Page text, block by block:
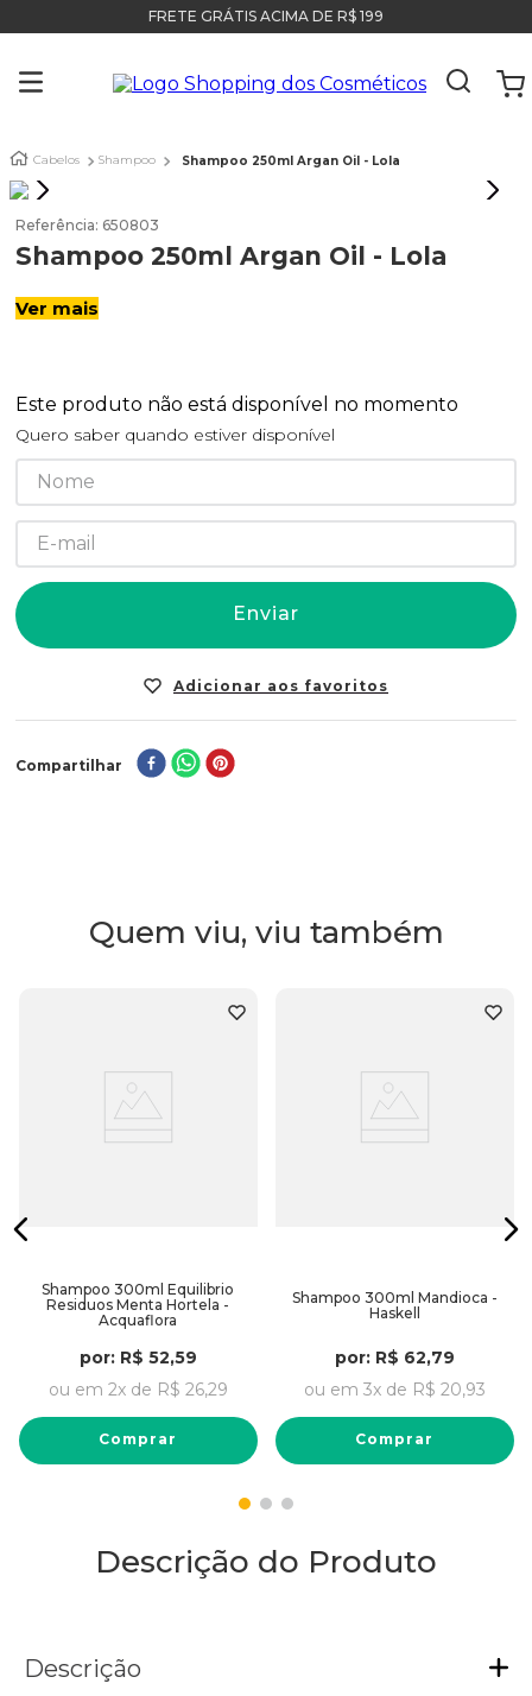
FRETE GRÁTIS ACIMA DE R$ 199
Cabelos Shampoo Shampoo 250ml Argan Oil - Lola
Referência: 650803
Shampoo 250ml Argan Oil - Lola
Ver mais
Este produto não está disponível no momento
Quero saber quando estiver disponível
Enviar
Compartilhar
Quem viu, viu também
Shampoo 300ml Equilibrio
Residuos Menta Hortela -
Acquaflora
por: R$ 52,59
ou em 2x de R$ 26,29
Comprar
Shampoo 300ml Mandioca -
Haskell
por: R$ 62,79
ou em 3x de R$ 20,93
Comprar
Descrição do Produto
Descrição